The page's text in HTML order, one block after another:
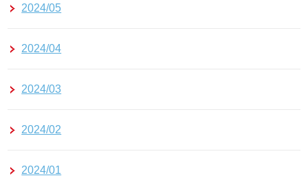
2024/05
2024/04
2024/03
2024/02
2024/01